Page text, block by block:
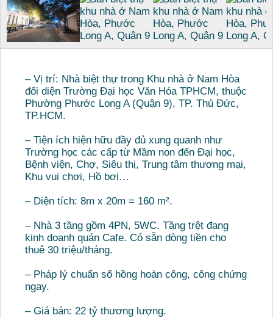
– Vị trí: Nhà biệt thự trong Khu nhà ở Nam Hòa
đối diện Trường Đại học Văn Hóa TPHCM, thuộc
Phường Phước Long A (Quận 9), TP. Thủ Đức,
TP.HCM.
– Tiện ích hiện hữu đầy đủ xung quanh như
Trường học các cấp từ Mầm non đến Đại học,
Bệnh viện, Chợ, Siêu thị, Trung tâm thương mại,
Khu vui chơi, Hồ bơi…
– Diện tích: 8m x 20m = 160 m².
– Nhà 3 tầng gồm 4PN, 5WC. Tầng trệt đang
kinh doanh quán Cafe. Có sẵn dòng tiền cho
thuê 30 triệu/tháng.
– Pháp lý chuẩn sổ hồng hoàn công, công chứng
ngay.
– Giá bán: 22 tỷ thương lượng.